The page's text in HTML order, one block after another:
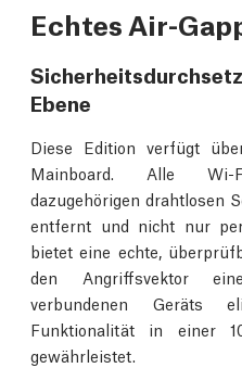
Echtes Air-
Ebene
Diese Edition verfügt
Mainboard. Alle Wi-
dazugehörigen drahtlosen
entfernt und nicht nur
bietet eine echte,
den Angriffsvektor
verbundenen Geräts
Funktionalität in einer
gewährleistet.